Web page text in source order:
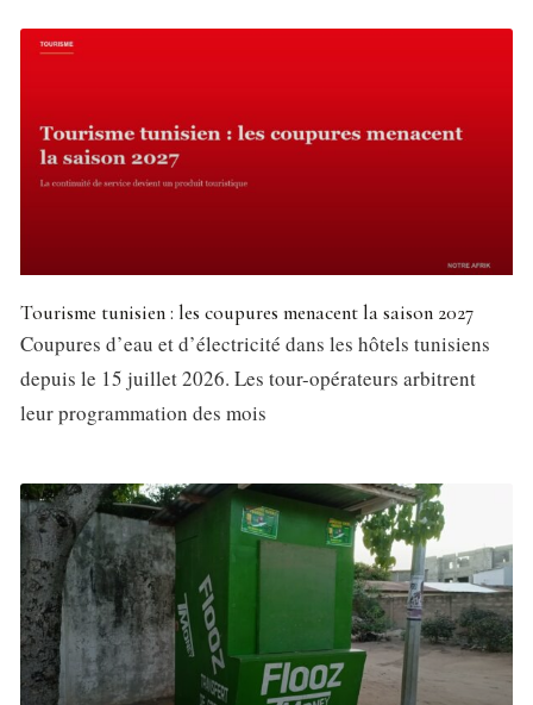
Tourisme tunisien : les coupures menacent la saison 2027
Coupures d’eau et d’électricité dans les hôtels tunisiens
depuis le 15 juillet 2026. Les tour-opérateurs arbitrent
leur programmation des mois